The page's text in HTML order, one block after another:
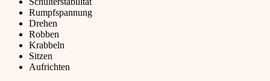
Rumpfspannung
Drehen
Robben
Krabbeln
Sitzen
Aufrichten